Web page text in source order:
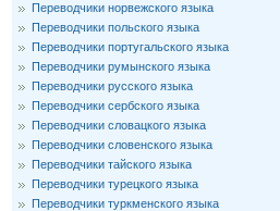
Переводчики норвежского языка
Переводчики польского языка
Переводчики португальского языка
Переводчики румынского языка
Переводчики русского языка
Переводчики сербского языка
Переводчики словацкого языка
Переводчики словенского языка
Переводчики тайского языка
Переводчики турецкого языка
Переводчики туркменского языка